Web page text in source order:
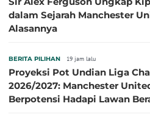
dalam Sejarah Manchester
Alasannya
BERITA PILIHAN 19 jam lalu
Proyeksi Pot Undian Liga
2026/2027: Manchester
Berpotensi Hadapi Lawan